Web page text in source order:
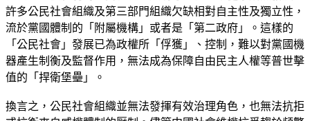
許多公民社會組織及第三部門組織欠缺相對自主性及獨立性，
流於黨國體制的「附屬機構」或者是「第二政府」。這樣的
「公民社會」發展已為政權所「俘獲」、控制，難以對黨國機
器產生制衡及監督作用，無法成為保障自由民主人權等普世擊
值的「捍衛堡壘」。
換言之，公民社會組織並無法發揮有效治理角色，也無法抗拒